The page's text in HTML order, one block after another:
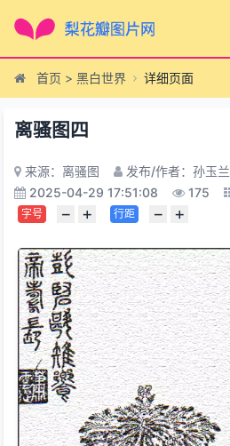
首页 > 黑白世界 详细页面
离骚图四
来源：离骚图
发布/作者：孙玉兰
2025-04-29 17:51:08
175
字号 − + 行距 − +